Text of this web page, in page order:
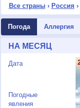
Все страны› Россия ›
Погода Аллергия
НА МЕСЯЦ
Дата
Погодные
явления